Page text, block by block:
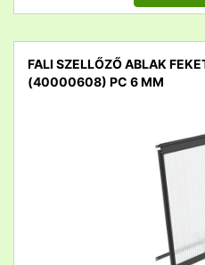
FALI SZELLŐZŐ ABLAK
(40000608) PC 6 MM